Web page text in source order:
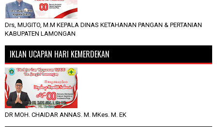
Drs, MUGITO, M.M KEPALA DINAS KETAHANAN PANGAN & PERTANIAN
KABUPATEN LAMONGAN
IKLAN UCAPAN HARI KEMERDEKAN
DR MOH. CHAIDAR ANNAS. M. MKes. M. EK